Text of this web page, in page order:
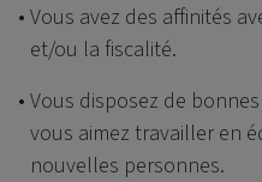
Vous avez des affinités
et/ou la fiscalité.
Vous disposez de
vous aimez travailler en
nouvelles personnes.